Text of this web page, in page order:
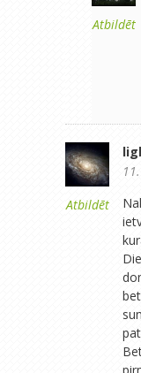
Atbildēt
Atbildēt